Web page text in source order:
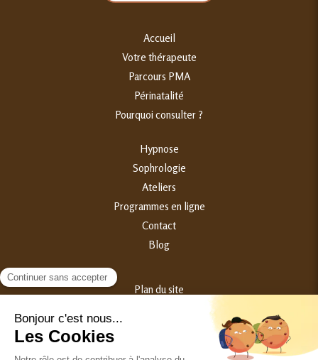
Accueil
Votre thérapeute
Parcours PMA
Périnatalité
Pourquoi consulter ?
Hypnose
Sophrologie
Ateliers
Programmes en ligne
Contact
Blog
Plan du site
©2023 Samantha Broggini - Hypnothérapeute Périnatalité